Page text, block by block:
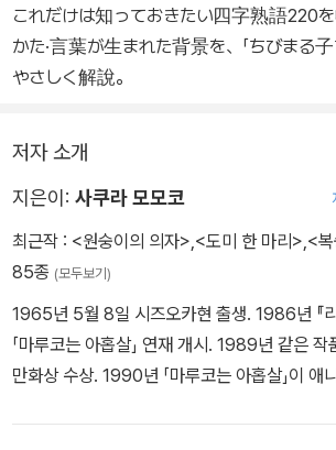
これだけは知っておきたい四字熟語220
かた·言葉が生まれた背景を、「ちびまる子
やさしく解說。
저자 소개
지은이: 사쿠라 모모코
최근작 : <원숭이의 의자>,<도미 한 마리>,<
85종 (모두보기)
1965년 5월 8일 시즈오카현 출생. 1986년 『리
「마루코는 아홉살」 연재 개시. 1989년 같은
만화상 수상. 1990년 「마루코는 아홉살」이 애